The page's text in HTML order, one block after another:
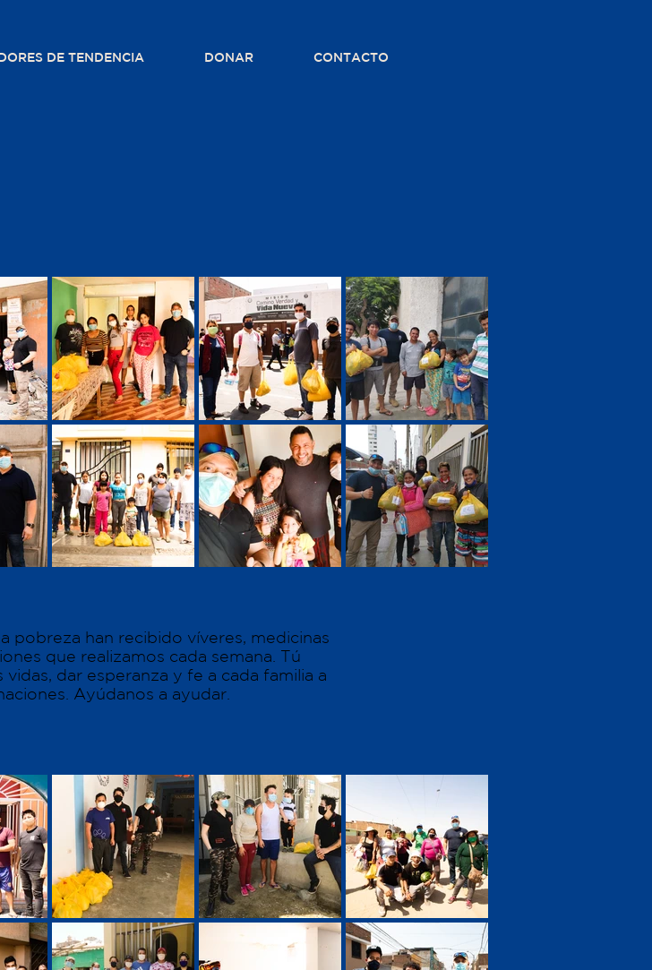
DE TENDENCIA DONAR CONTACTO
pobreza han recibido víveres, medicinas
que realizamos cada semana. Tú
dar esperanza y fe a cada familia a
Ayúdanos a ayudar.